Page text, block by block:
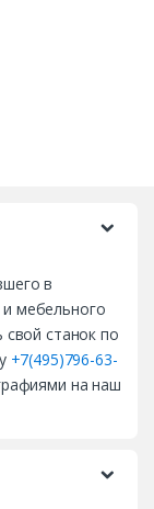
в
мебельного
станок по
+7(495)796-63-
на наш